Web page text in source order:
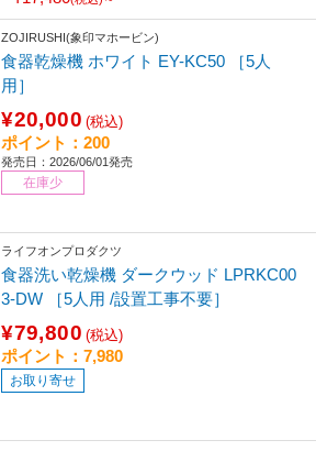
ZOJIRUSHI(象印マホービン)
食器乾燥機 ホワイト EY-KC50 ［5人
用］
¥20,000 (税込)
ポイント：200
発売日：2026/06/01発売
在庫少
ライフオンプロダクツ
食器洗い乾燥機 ダークウッド LPRKC00
3-DW ［5人用 /設置工事不要］
¥79,800 (税込)
ポイント：7,980
お取り寄せ